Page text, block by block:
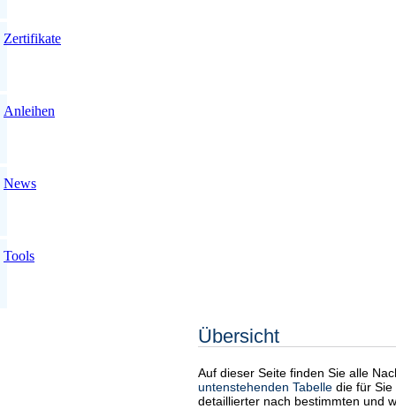
Zertifikate
Anleihen
News
Tools
Übersicht
Auf dieser Seite finden Sie alle
untenstehenden Tabelle die für
detaillierter nach bestimmten und